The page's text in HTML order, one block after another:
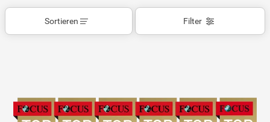
Filter
Sortieren